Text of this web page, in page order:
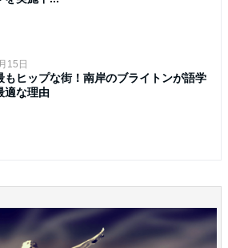
15日
もヒップな街！南岸のブライトンが語学
適な理由